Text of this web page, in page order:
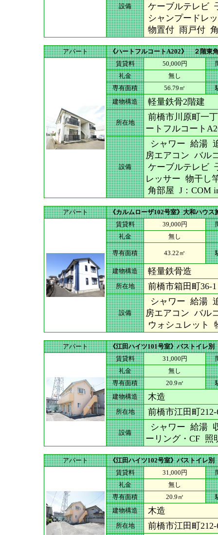
設備
ケーブルテレビ
シャンプードレ
物置付 雨戸付
アパート
《ハートフルコートA202》 ２階
賃貸料
50,000円
礼金
無し
専有面積
56.79㎡
建物構造
軽量鉄骨2階建
所在地
前橋市川原町
ートフルコート
設備
シャワー 給湯
房エアコン バル
ケーブルテレビ
レッサー 物干し
角部屋 J：COM
アパート
《カルムローザ102号室》大和ハウス
賃貸料
39,000円
礼金
無し
専有面積 43.22㎡
建物構造 軽量鉄骨造
所在地 前橋市箱田町36-1
設備
シャワー 給湯
房エアコン バル
ウォシュレット
アパート
《江田ハイツ101号室》バストイレ別
賃貸料
31,000円
礼金
無し
専有面積
20.9㎡
建物構造
木造
所在地 前橋市江田町212-
設備
シャワー 給湯
ーリング・CF 照
アパート
《江田ハイツ102号室》バストイレ別
賃貸料
31,000円
礼金
無し
専有面積
20.9㎡
建物構造
木造
所在地 前橋市江田町212-